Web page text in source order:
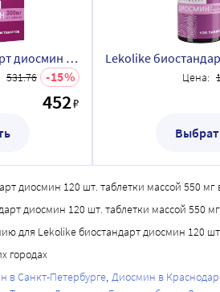
Lekolike биостандарт диосмин 40 шт. таблетки массой 550 мг
531.76 15
452₽
Цена:
диосмин 120 шт. таблетки массой 550
диосмин 120 шт. таблетки массой 550
для Lekolike биостандарт диосмин 120
городах
в Санкт-Петербурге Диосмин в